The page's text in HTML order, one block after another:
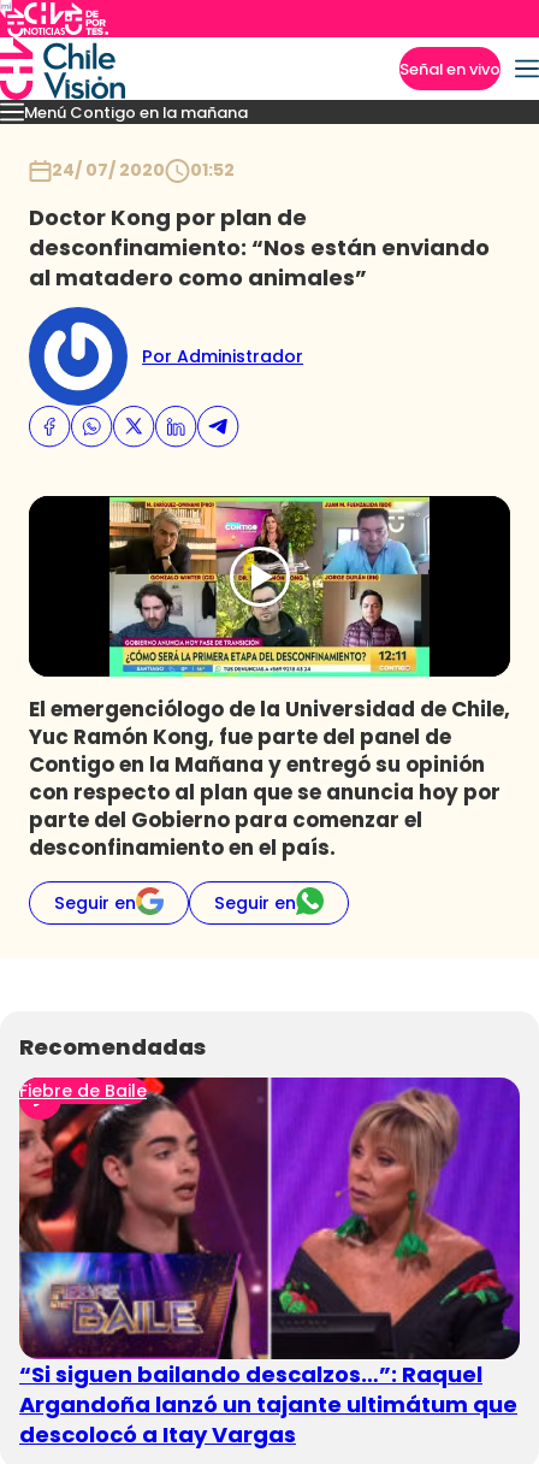
Señal en vivo
Menú Contigo en la mañana
MomentosReportajesDenunciasPolicialPolíticaEspectáculo
24/ 07/ 2020 01:52
Doctor Kong por plan de
desconfinamiento: “Nos están enviando
al matadero como animales”
Por Administrador
El emergenciólogo de la Universidad de Chile,
Yuc Ramón Kong, fue parte del panel de
Contigo en la Mañana y entregó su opinión
con respecto al plan que se anuncia hoy por
parte del Gobierno para comenzar el
desconfinamiento en el país.
Seguir en Seguir en
Recomendadas
Fiebre de Baile
“Si siguen bailando descalzos…”: Raquel
Argandoña lanzó un tajante ultimátum que
descolocó a Itay Vargas
Imperdibles
Programas
Club De La Comedia
Contigo en Directo
Plan Perfecto
El Tiempo
Sabingo
Todos Los Programas